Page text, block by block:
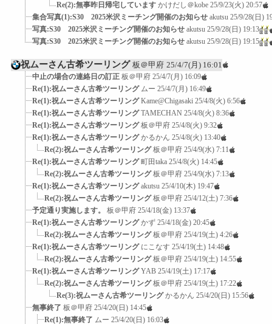
Re(2):無事昨日帰宅しています かけだし＠kobe 25/9/23(火) 20:57
集合写真(1):S30 2025米沢ミーチング開催のお知らせ akutsu 25/9/28(日)
写真:S30 2025米沢ミーチング開催のお知らせ akutsu 25/9/28(日) 19:13
写真:S30 2025米沢ミーチング開催のお知らせ akutsu 25/9/28(日) 19:15
祝ムーさん古希ツーリング 板＠甲府 25/4/7(月) 16:01
中止の場合の連絡日の訂正 板＠甲府 25/4/7(月) 16:09
Re(1):祝ムーさん古希ツーリング ムー 25/4/7(月) 16:49
Re(1):祝ムーさん古希ツーリング Kame@Chigasaki 25/4/8(火) 6:56
Re(1):祝ムーさん古希ツーリング TAMECHAN 25/4/8(火) 8:36
Re(1):祝ムーさん古希ツーリング 板＠甲府 25/4/8(火) 9:32
Re(1):祝ムーさん古希ツーリング かるかん 25/4/8(火) 13:40
Re(2):祝ムーさん古希ツーリング 板＠甲府 25/4/9(水) 7:11
Re(1):祝ムーさん古希ツーリング 町田taka 25/4/8(火) 14:45
Re(2):祝ムーさん古希ツーリング 板＠甲府 25/4/9(水) 7:13
Re(1):祝ムーさん古希ツーリング akutsu 25/4/10(木) 19:47
Re(2):祝ムーさん古希ツーリング 板＠甲府 25/4/12(土) 7:36
予定通り実施します。
板＠甲府 25/4/18(金) 13:37
Re(1):祝ムーさん古希ツーリング かず 25/4/18(金) 20:45
Re(2):祝ムーさん古希ツーリング 板＠甲府 25/4/19(土) 4:26
Re(1):祝ムーさん古希ツーリング にこなす 25/4/19(土) 14:48
Re(2):祝ムーさん古希ツーリング 板＠甲府 25/4/19(土) 14:55
Re(1):祝ムーさん古希ツーリング YAB 25/4/19(土) 17:17
Re(2):祝ムーさん古希ツーリング 板＠甲府 25/4/19(土) 17:22
Re(3):祝ムーさん古希ツーリング かるかん 25/4/20(日) 15:56
無事終了 板＠甲府 25/4/20(日) 14:45
Re(1):無事終了 ムー 25/4/20(日) 16:03